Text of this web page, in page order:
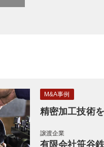
M&A事例
精密加工技術
譲渡企業
有限会社笹谷